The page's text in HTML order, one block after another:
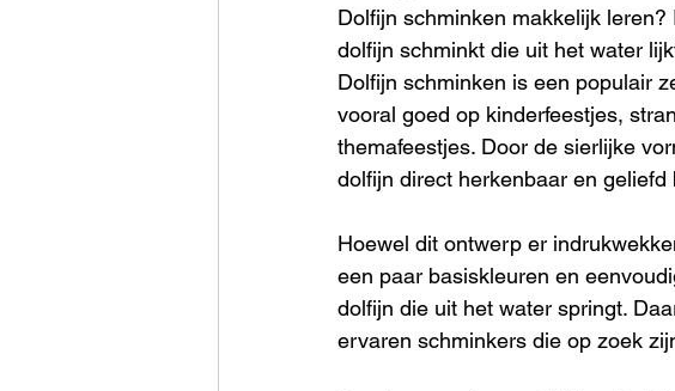
Dolfijn schminken makkelijk
dolfijn schminkt die uit het water
Dolfijn schminken is een populair
vooral goed op kinderfeestjes,
themafeestjes. Door de sierlijke
dolfijn direct herkenbaar en
Hoewel dit ontwerp er
een paar basiskleuren en
dolfijn die uit het water springt.
ervaren schminkers die op zoek